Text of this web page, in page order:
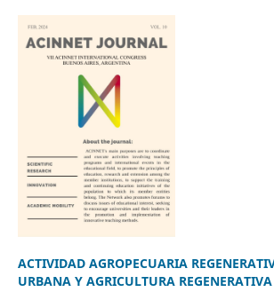
ACTIVIDAD AGROPECUARIA
URBANA Y AGRICULTURA REGENERATIVA